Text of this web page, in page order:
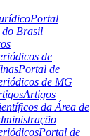
Portal
Brasil
de
Portal de
de MG
Artigos
da Área de
Portal de